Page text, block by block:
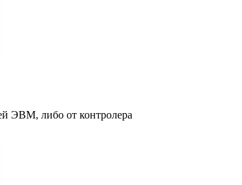
ЭВМ, либо от контролера